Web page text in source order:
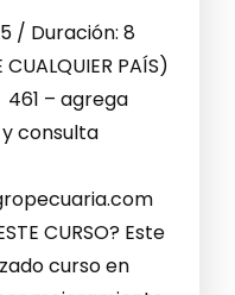
/ Duración: 8
PAÍS)
461 – agrega
consulta
CURSO? Este
curso en